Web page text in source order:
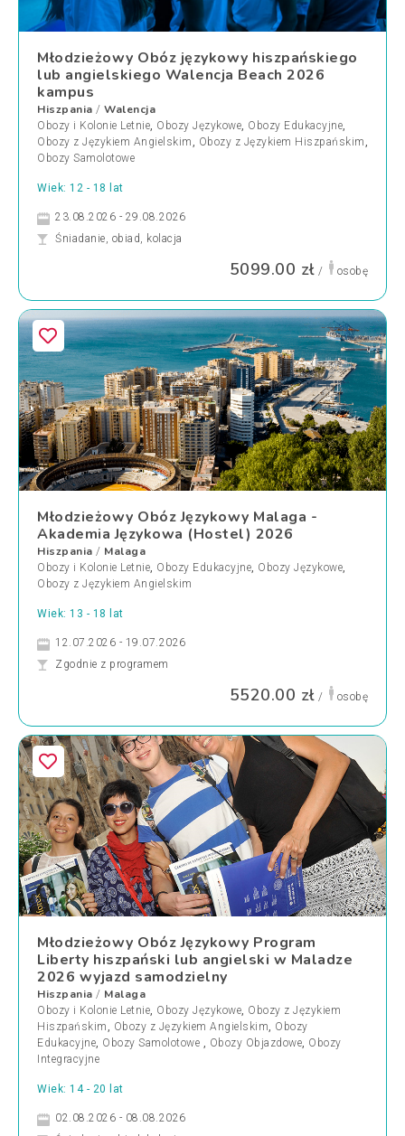
Młodzieżowy Obóz językowy hiszpańskiego
lub angielskiego Walencja Beach 2026
kampus
Hiszpania / Walencja
Obozy i Kolonie Letnie, Obozy Językowe, Obozy Edukacyjne,
Obozy z Językiem Angielskim , Obozy z Językiem Hiszpańskim ,
Obozy Samolotowe
Wiek: 12 - 18 lat
23.08.2026 - 29.08.2026
Śniadanie, obiad, kolacja
5099.00 zł / osobę
Młodzieżowy Obóz Językowy Malaga -
Akademia Językowa (Hostel) 2026
Hiszpania / Malaga
Obozy i Kolonie Letnie, Obozy Edukacyjne, Obozy Językowe,
Obozy z Językiem Angielskim
Wiek: 13 - 18 lat
12.07.2026 - 19.07.2026
Zgodnie z programem
5520.00 zł / osobę
Młodzieżowy Obóz Językowy Program
Liberty hiszpański lub angielski w Maladze
2026 wyjazd samodzielny
Hiszpania / Malaga
Obozy i Kolonie Letnie, Obozy Językowe, Obozy z Językiem
Hiszpańskim , Obozy z Językiem Angielskim, Obozy
Edukacyjne, Obozy Samolotowe , Obozy Objazdowe, Obozy
Integracyjne
Wiek: 14 - 20 lat
02.08.2026 - 08.08.2026